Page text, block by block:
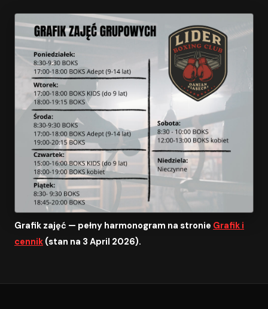
Grafik zajęć — pełny harmonogram na stronie Grafik i
cennik (stan na 3 April 2026).